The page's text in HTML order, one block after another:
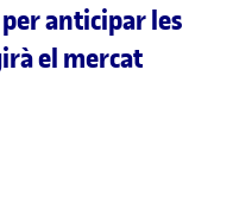
per anticipar les
el mercat